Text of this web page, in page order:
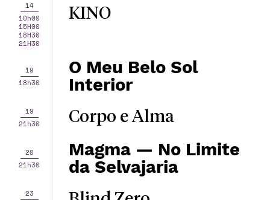
14
10h00
15H00
18H30
21H30
KINO
19
18h30
O Meu Belo Sol
Interior
19
21h30
Corpo e Alma
20
21h30
Magma — No Limite
da Selvajaria
23